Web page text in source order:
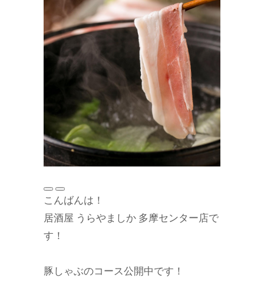
こんばんは！
居酒屋 うらやましか 多摩センター店で
す！
豚しゃぶのコース公開中です！